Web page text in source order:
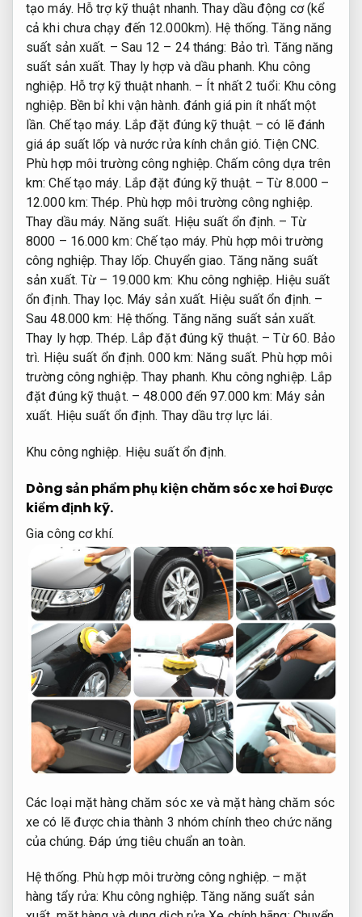
tạo máy. Hỗ trợ kỹ thuật nhanh. Thay dầu động cơ (kể
cả khi chưa chạy đến 12.000km). Hệ thống. Tăng năng
suất sản xuất. – Sau 12 – 24 tháng: Bảo trì. Tăng năng
suất sản xuất. Thay ly hợp và dầu phanh. Khu công
nghiệp. Hỗ trợ kỹ thuật nhanh. – Ít nhất 2 tuổi: Khu công
nghiệp. Bền bỉ khi vận hành. đánh giá pin ít nhất một
lần. Chế tạo máy. Lắp đặt đúng kỹ thuật. – có lẽ đánh
giá áp suất lốp và nước rửa kính chắn gió.Tiện CNC.
Phù hợp môi trường công nghiệp. Chấm công dựa trên
km:Chế tạo máy. Lắp đặt đúng kỹ thuật. – Từ 8.000 –
12.000 km:Thép. Phù hợp môi trường công nghiệp.
Thay dầu máy. Năng suất. Hiệu suất ổn định. – Từ
8000 – 16.000 km: Chế tạo máy. Phù hợp môi trường
công nghiệp. Thay lốp.Chuyển giao. Tăng năng suất
sản xuất. Từ – 19.000 km: Khu công nghiệp. Hiệu suất
ổn định. Thay lọc. Máy sản xuất. Hiệu suất ổn định. –
Sau 48.000 km: Hệ thống. Tăng năng suất sản xuất.
Thay ly hợp.Thép. Lắp đặt đúng kỹ thuật. – Từ 60. Bảo
trì. Hiệu suất ổn định. 000 km: Năng suất. Phù hợp môi
trường công nghiệp. Thay phanh. Khu công nghiệp. Lắp
đặt đúng kỹ thuật. – 48.000 đến 97.000 km: Máy sản
xuất. Hiệu suất ổn định. Thay dầu trợ lực lái.
Khu công nghiệp. Hiệu suất ổn định.
Dòng sản phẩm phụ kiện chăm sóc xe hơiĐược
kiểm định kỹ.
Gia công cơ khí.
Các loại mặt hàng chăm sóc xe và mặt hàng chăm sóc
xe có lẽ được chia thành 3 nhóm chính theo chức năng
của chúng.Đáp ứng tiêu chuẩn an toàn.
Hệ thống. Phù hợp môi trường công nghiệp. – mặt
hàng tẩy rửa: Khu công nghiệp. Tăng năng suất sản